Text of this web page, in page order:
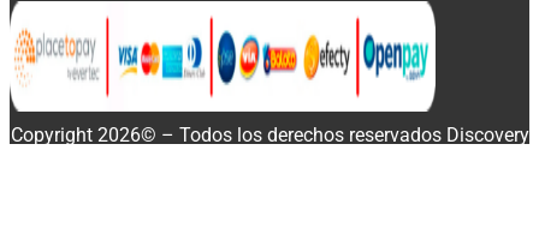
Copyright 2026© – Todos los derechos reservados Discovery